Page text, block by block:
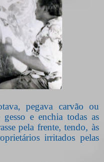
pegava carvão ou
e enchia todas as
pela frente, tendo, às
irritados pelas